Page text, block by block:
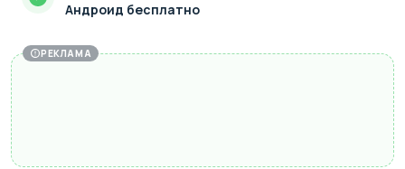
Андроид бесплатно
РЕКЛАМА